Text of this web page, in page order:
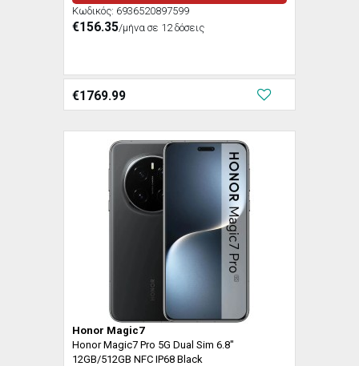
Κωδικός: 6936520897599
€156.35/μήνα σε 12 δόσεις
€1769.99
Honor Magic7
Honor Magic7 Pro 5G Dual Sim 6.8"
12GB/512GB NFC IP68 Black